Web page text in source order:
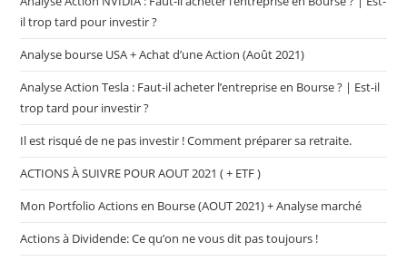
il trop tard pour investir ?
Analyse bourse USA + Achat d’une Action (Août 2021)
Analyse Action Tesla : Faut-il acheter l’entreprise en Bourse ? | Est-il
trop tard pour investir ?
Il est risqué de ne pas investir ! Comment préparer sa retraite.
ACTIONS À SUIVRE POUR AOUT 2021 ( + ETF )
Mon Portfolio Actions en Bourse (AOUT 2021) + Analyse marché
Actions à Dividende: Ce qu’on ne vous dit pas toujours !